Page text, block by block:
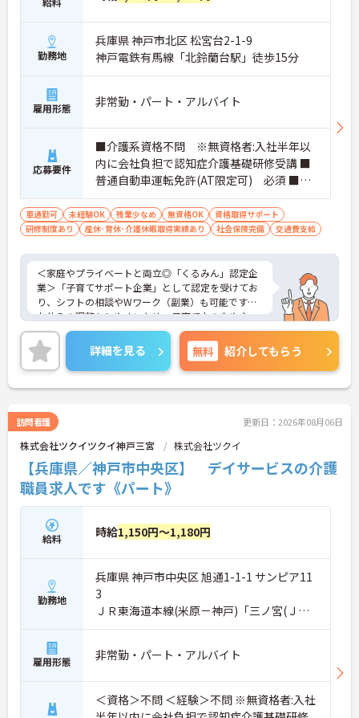
勤務地
兵庫県 神戸市北区 松宮台2-1-9
神戸電鉄有馬線「北鈴蘭台駅」徒歩15分
雇用形態 非常勤・パート・アルバイト
応募要件
■介護系資格不問 ※無資格者:入社半年以
内に会社負担で認知症介護基礎研修受講 ■
普通自動車運転免許(AT限定可) 必須 ■経
験不問
車通勤可 未経験OK 残業少なめ 無資格OK
資格取得サポート
研修制度あり
産休･育休･介護休暇取得実績あり 社会保険完備 交通費支給
＜家庭やプライベートと両立◎「くるみん」認定企
業＞「子育てサポート企業」として認定を受けてお
り、シフトの相談やWワーク（副業）も可能です。
お休みの調整もしやすいため、子育て中の方や主
婦・主夫の方も無理なく活躍しています。夜勤がな
く、日勤中心のデイサービスなので生活リズムも整
えやすく、プライベートな時間もしっかり確保でき
る働きやすい職場です。
＜ありがとう」が嬉しい！工夫とアイデアが活きる
ョンの企画や実施も大切なお仕事です。「どんな工
夫をしたら喜んでいただけるか」をスタッフみんな
で考え、アイデアを形にしていきます。お客様から
直接「ありがとう」と感謝の言葉をいただけたり、
信頼関係が深まっていく喜びを感じられるのが大き
なやりがいです。介護度が比較的高くないため、身
体への負担が少なめなのも特徴です。
詳細を見る 無料 紹介してもらう
訪問看護 更新日：2026年08月06日
株式会社ツクイツクイ神戸三宮 株式会社ツクイ
【兵庫県／神戸市中央区】 デイサービスの介護
職員求人です《パート》
給料 時給1,150円～1,180円
勤務地
兵庫県 神戸市中央区 旭通1-1-1 サンピア11
3
ＪＲ東海道本線(米原－神戸)「三ノ宮(ＪＲ)
駅」徒歩10分
雇用形態 非常勤・パート・アルバイト
＜資格＞不問 ＜経験＞不問 ※無資格者:入社